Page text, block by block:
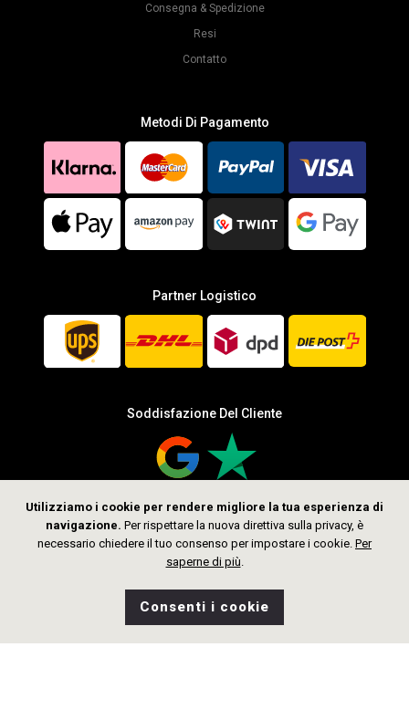
Utilizziamo i cookie per rendere migliore la tua esperienza di
navigazione. Per rispettare la nuova direttiva sulla privacy, è
necessario chiedere il tuo consenso per impostare i cookie. Per
saperne di più.
Consenti i cookie
Consegna & Spedizione
Resi
Contatto
Metodi Di Pagamento
Partner Logistico
Soddisfazione Del Cliente
CHF 2’209.00Ricerca Negozio Desideri